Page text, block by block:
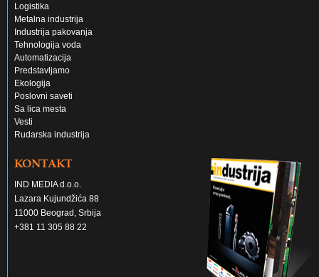
Logistika
Metalna industrija
Industrija pakovanja
Tehnologija voda
Automatizacija
Predstavljamo
Ekologija
Poslovni saveti
Sa lica mesta
Vesti
Rudarska industrija
KONTAKT
IND MEDIA d.o.o.
Lazara Kujundžića 88
11000 Beograd, Srbija
+381 11 305 88 22